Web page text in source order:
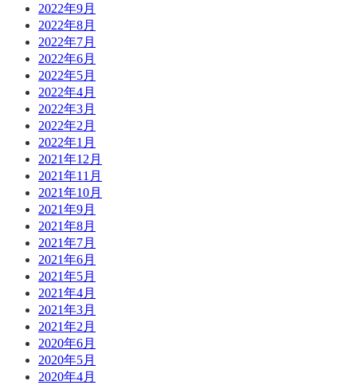
2022年9月
2022年8月
2022年7月
2022年6月
2022年5月
2022年4月
2022年3月
2022年2月
2022年1月
2021年12月
2021年11月
2021年10月
2021年9月
2021年8月
2021年7月
2021年6月
2021年5月
2021年4月
2021年3月
2021年2月
2020年6月
2020年5月
2020年4月